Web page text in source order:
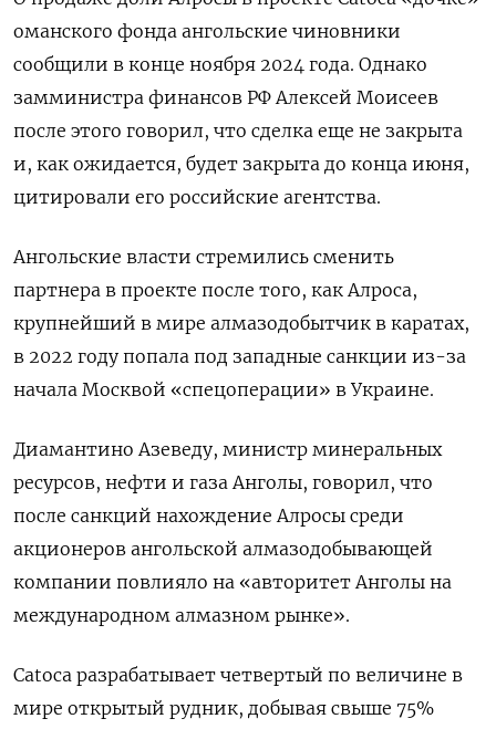
оманского фонда ангольские чиновники
сообщили в конце ноября 2024 года. Однако
замминистра финансов РФ Алексей Моисеев
после этого говорил, что сделка еще не закрыта
и, как ожидается, будет закрыта до конца июня,
цитировали его российские агентства.
Ангольские власти стремились сменить
партнера в проекте после того, как Алроса,
крупнейший в мире алмазодобытчик в каратах,
в 2022 году попала под западные санкции из-за
начала Москвой «спецоперации» в Украине.
Диамантино Азеведу, министр минеральных
ресурсов, нефти и газа Анголы, говорил, что
после санкций нахождение Алросы среди
акционеров ангольской алмазодобывающей
компании повлияло на «авторитет Анголы на
международном алмазном рынке».
Catoca разрабатывает четвертый по величине в
мире открытый рудник, добывая свыше 75%